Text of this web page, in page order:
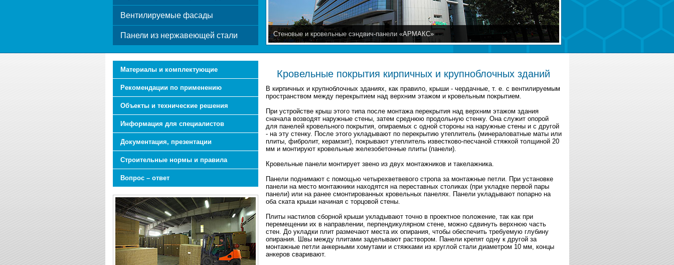
Вентилируемые фасады
Панели из нержавеющей стали Стеновые и кровельные сэндвич-панели «АРМАКС»
Материалы и комплектующие
Рекомендации по применению
Объекты и технические решения
Информация для специалистов
Документация, презентации
Строительные нормы и правила
Вопрос – ответ
Кровельные покрытия кирпичных и крупноблочных зданий
В кирпичных и крупноблочных зданиях, как правило, крыши - чердачные, т. е. с вентилируемым
пространством между перекрытием над верхним этажом и кровельным покрытием.
При устройстве крыш этого типа после монтажа перекрытия над верхним этажом здания
сначала возводят наружные стены, затем среднюю продольную стенку. Она служит опорой
для панелей кровельного покрытия, опираемых с одной стороны на наружные стены и с другой
- на эту стенку. После этого укладывают по перекрытию утеплитель (минераловатные маты или
плиты, фибролит, керамзит), покрывают утеплитель известково-песчаной стяжкой толщиной 20
мм и монтируют кровельные железобетонные плиты (панели).
Кровельные панели монтирует звено из двух монтажников и такелажника.
Панели поднимают с помощью четырехветвевого стропа за монтажные петли. При установке
панели на место монтажники находятся на переставных столиках (при укладке первой пары
панели) или на ранее смонтированных кровельных панелях. Панели укладывают попарно на
оба ската крыши начиная с торцовой стены.
Плиты настилов сборной крыши укладывают точно в проектное положение, так как при
перемещении их в направлении, перпендикулярном стене, можно сдвинуть верхнюю часть
стен. До укладки плит размечают места их опирания, чтобы обеспечить требуемую глубину
опирания. Швы между плитами заделывают раствором. Панели крепят одну к другой за
монтажные петли анкерными хомутами и стяжками из круглой стали диаметром 10 мм, концы
анкеров сваривают.